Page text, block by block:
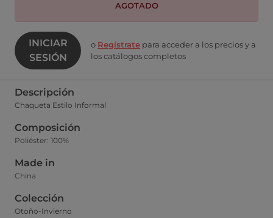
AGOTADO
INICIAR
SESIÓN
o Regístrate para acceder a los precios y a
los catálogos completos
Descripción
Chaqueta Estilo Informal
Composición
Poliéster: 100%
Made in
China
Colección
Otoño-Invierno